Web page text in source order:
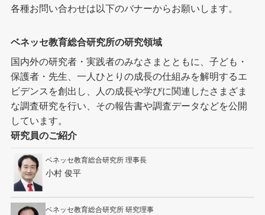
各種お問い合わせは以下のバナーからお願いします。
ベネッセ教育総合研究所の研究領域
国内外の研究者・実践者のみなさまとともに、子ども・
保護者・先生、一人ひとりの成長の仕組みを解明するエ
ビデンスを創出し、人の成長や学びに関連したさまざま
な調査研究を行い、その報告書や調査データなどを公開
しています。
研究員のご紹介
ベネッセ教育総合研究所 理事長
小村 俊平
ベネッセ教育総合研究所 研究理事